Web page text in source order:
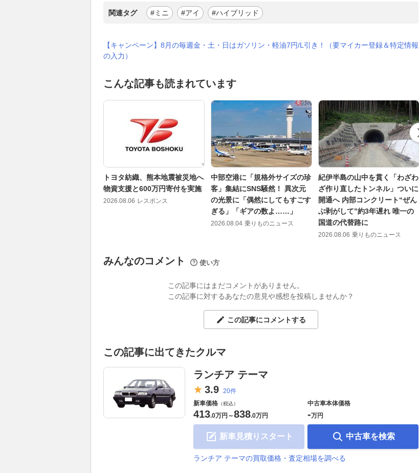
関連タグ #ミニ #アイ #ハイブリッド
【キャンペーン】8月の毎週金・土・日はガソリン・軽油7円/L引き！（要マイカー登録＆特定情報
の入力）
こんな記事も読まれています
トヨタ紡織、熊本地震被災地へ
物資支援と600万円寄付を実施
2026.08.06 レスポンス
中部空港に「規格外サイズの珍
客」集結にSNS騒然！ 異次元
の光景に「偶然にしてもすごす
ぎる」「ギアの数よ……」
2026.08.04 乗りものニュース
紀伊半島の山中を貫く「わざわ
ざ作り直したトンネル」ついに
開通へ 内部コンクリート“ぜん
ぶ剥がして”約3年遅れ 唯一の
国道の代替路に
2026.08.06 乗りものニュース
みんなのコメント 使い方
この記事にはまだコメントがありません。
この記事に対するあなたの意見や感想を投稿しませんか？
この記事にコメントする
この記事に出てきたクルマ
ランチア テーマ
3.9 20件
新車価格 （税込）
413.0万円 ～838.0万円
新車見積りスタート
中古車本体価格
-万円
中古車を検索
ランチア テーマの買取価格・査定相場を調べる